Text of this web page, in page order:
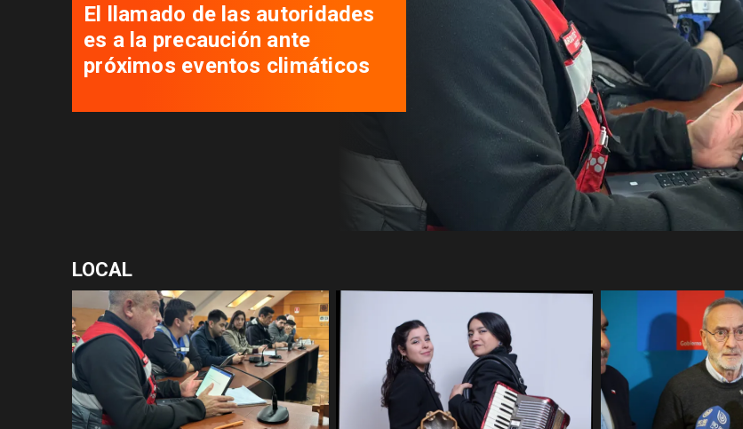
Traveler Tips, la aplicación que
nació en Pucón y busca
potenciar el turismo local
LOCAL